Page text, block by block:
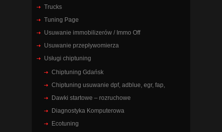
Trucks
Tuning Page
Usuwanie immobilizerów / Immo Off
Usuwanie przepływomierza
Usługi chiptuning
Chiptuning Gdańsk
Chiptuning usuwanie dpf, adblue, egr, fap,
Dawki startowe – rozruchowe
Diagnostyka Komputerowa
Ecotuning